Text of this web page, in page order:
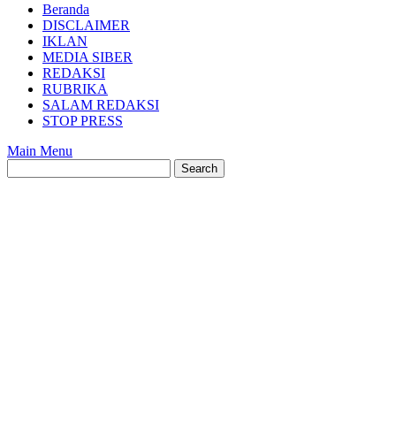
Beranda
DISCLAIMER
IKLAN
MEDIA SIBER
REDAKSI
RUBRIKA
SALAM REDAKSI
STOP PRESS
Main Menu